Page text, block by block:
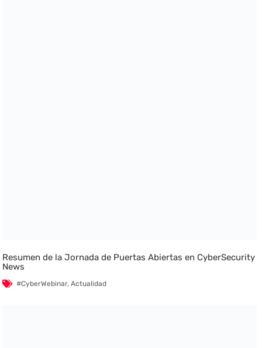
Resumen de la Jornada de Puertas Abiertas en CyberSecurity
News
#CyberWebinar,Actualidad